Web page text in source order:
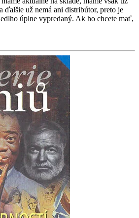
ďalšie už nemá ani distribútor, preto je
úplne vypredaný. Ak ho chcete mať,